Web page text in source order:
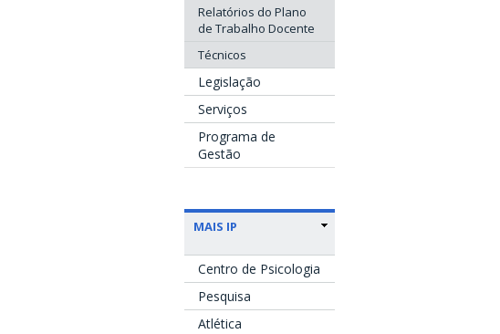
Relatórios do Plano
de Trabalho Docente
Técnicos
Legislação
Serviços
Programa de
Gestão
MAIS IP
Centro de Psicologia
Pesquisa
Atlética